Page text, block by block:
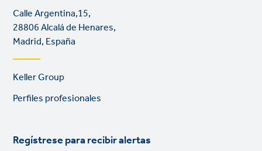
Calle Argentina,15,
28806 Alcalá de Henares,
Madrid, España
Footer
Keller Group
Perfiles profesionales
Regístrese para recibir alertas